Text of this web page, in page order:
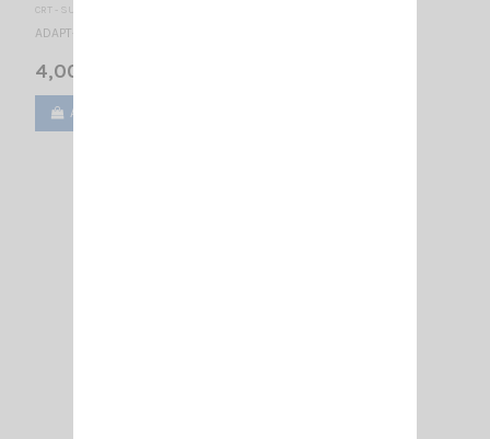
CRT - SUPERSTAR
ADAPT- SMA-F/BNC-M
4,00 €
Ajouter au panier